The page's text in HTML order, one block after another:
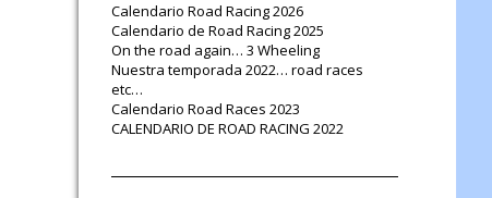
Calendario Road Racing 2026
Calendario de Road Racing 2025
On the road again… 3 Wheeling
Nuestra temporada 2022… road races
etc…
Calendario Road Races 2023
CALENDARIO DE ROAD RACING 2022